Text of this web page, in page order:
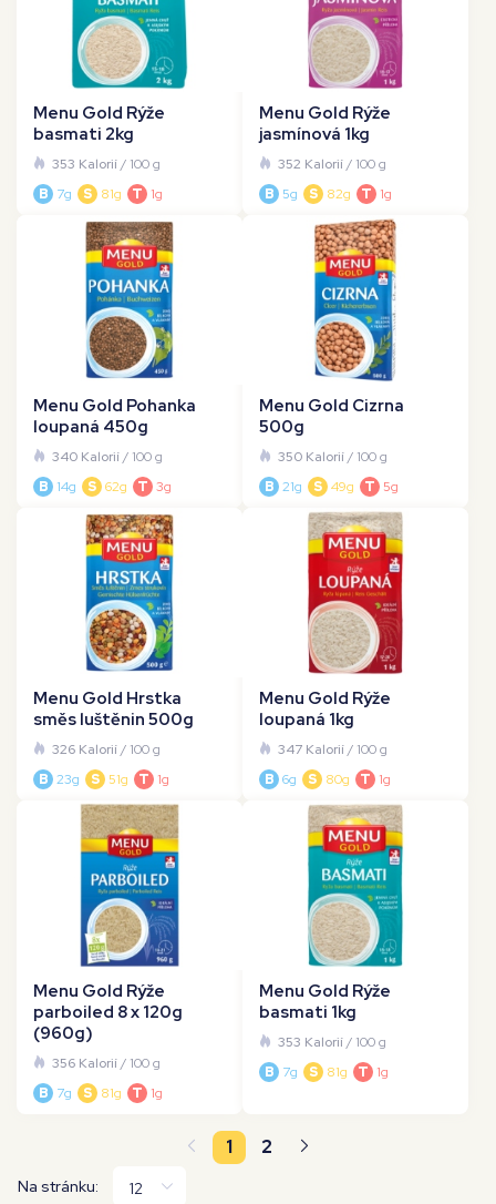
Menu Gold Rýže
basmati 2kg
353 Kalorií/ 100 g
B 7g S 81g T 1g
Menu Gold Rýže
jasmínová 1kg
352 Kalorií/ 100 g
B 5g S 82g T 1g
Menu Gold Pohanka
loupaná 450g
340 Kalorií/ 100 g
B 14g S 62g T 3g
Menu Gold Cizrna
500g
350 Kalorií/ 100 g
B 21g S 49g T 5g
Menu Gold Hrstka
směs luštěnin 500g
326 Kalorií/ 100 g
B 23g S 51g T 1g
Menu Gold Rýže
loupaná 1kg
347 Kalorií/ 100 g
B 6g S 80g T 1g
Menu Gold Rýže
parboiled 8 x 120g
(960g)
356 Kalorií/ 100 g
B 7g S 81g T 1g
Menu Gold Rýže
basmati 1kg
353 Kalorií/ 100 g
B 7g S 81g T 1g
1 2
Na stránku: